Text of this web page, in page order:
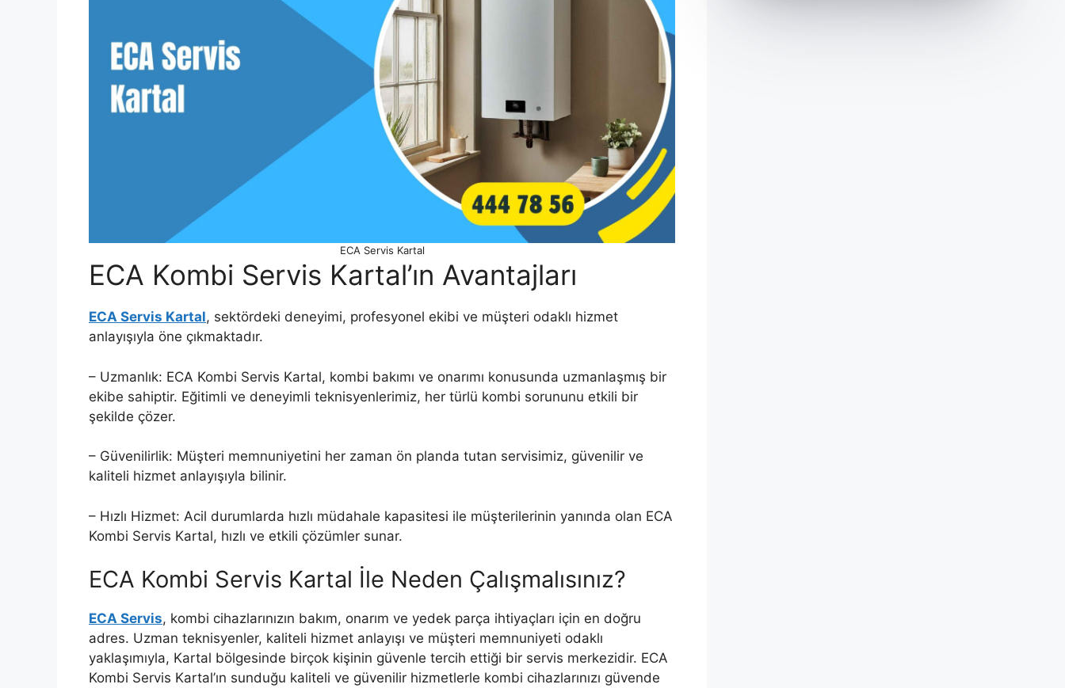
ECA Servis Kartal
ECA Kombi Servis Kartal’ın Avantajları
ECA Servis Kartal, sektördeki deneyimi, profesyonel ekibi ve müşteri odaklı hizmet
anlayışıyla öne çıkmaktadır.
– Uzmanlık: ECA Kombi Servis Kartal, kombi bakımı ve onarımı konusunda uzmanlaşmış bir
ekibe sahiptir. Eğitimli ve deneyimli teknisyenlerimiz, her türlü kombi sorununu etkili bir
şekilde çözer.
– Güvenilirlik: Müşteri memnuniyetini her zaman ön planda tutan servisimiz, güvenilir ve
kaliteli hizmet anlayışıyla bilinir.
– Hızlı Hizmet: Acil durumlarda hızlı müdahale kapasitesi ile müşterilerinin yanında olan ECA
Kombi Servis Kartal, hızlı ve etkili çözümler sunar.
ECA Kombi Servis Kartal İle Neden Çalışmalısınız?
ECA Servis, kombi cihazlarınızın bakım, onarım ve yedek parça ihtiyaçları için en doğru
adres. Uzman teknisyenler, kaliteli hizmet anlayışı ve müşteri memnuniyeti odaklı
yaklaşımıyla, Kartal bölgesinde birçok kişinin güvenle tercih ettiği bir servis merkezidir. ECA
Kombi Servis Kartal’ın sunduğu kaliteli ve güvenilir hizmetlerle kombi cihazlarınızı güvende